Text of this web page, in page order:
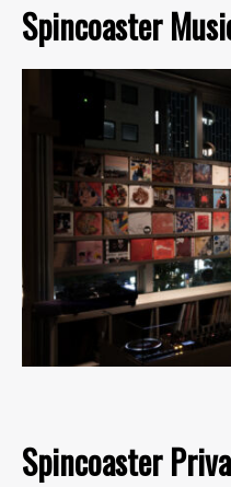
Spincoaster
Spincoaster